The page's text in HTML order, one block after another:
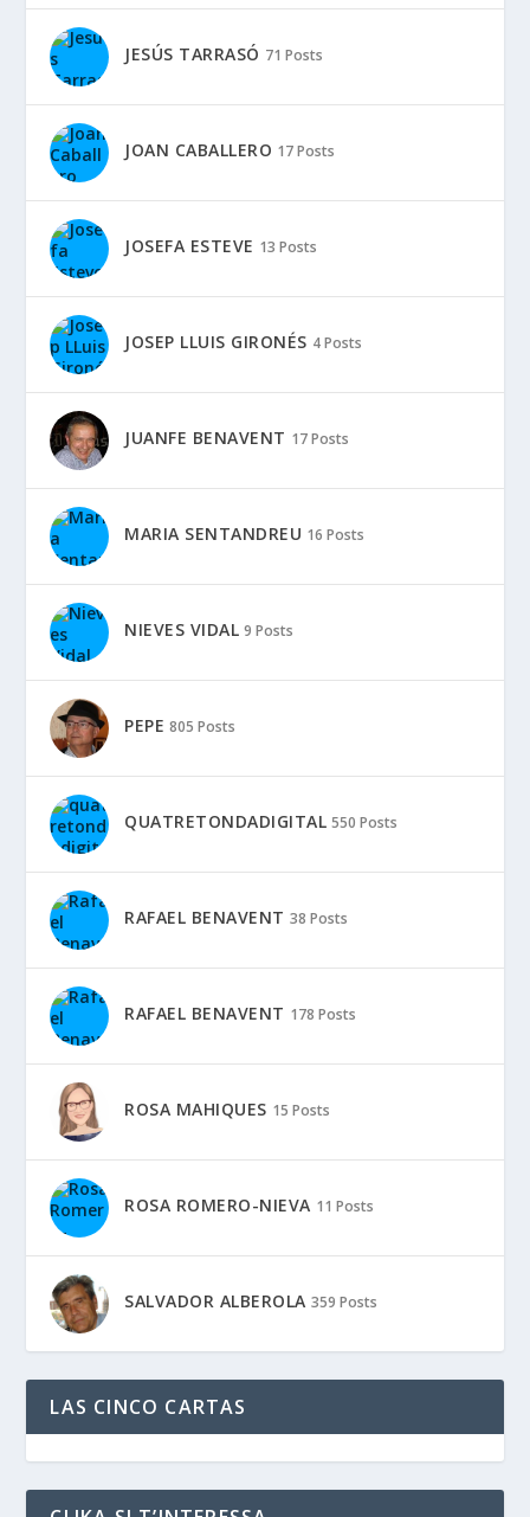
JESÚS TARRASÓ 71 Posts
JOAN CABALLERO 17 Posts
JOSEFA ESTEVE 13 Posts
JOSEP LLUIS GIRONÉS 4 Posts
JUANFE BENAVENT 17 Posts
MARIA SENTANDREU 16 Posts
NIEVES VIDAL 9 Posts
PEPE 805 Posts
QUATRETONDADIGITAL 550 Posts
RAFAEL BENAVENT 38 Posts
RAFAEL BENAVENT 178 Posts
ROSA MAHIQUES 15 Posts
ROSA ROMERO-NIEVA 11 Posts
SALVADOR ALBEROLA 359 Posts
LAS CINCO CARTAS